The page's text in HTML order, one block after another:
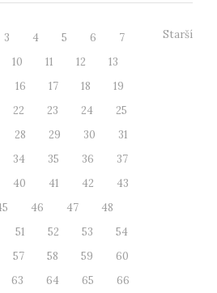
3 4 5 6
7
10 11 12
13
16 17 18
19
22 23 24
25
28 29 30
31
34 35 36
37
40 41 42
43
46 47
48
51 52 53
54
57 58 59
60
63 64 65
66
Starší